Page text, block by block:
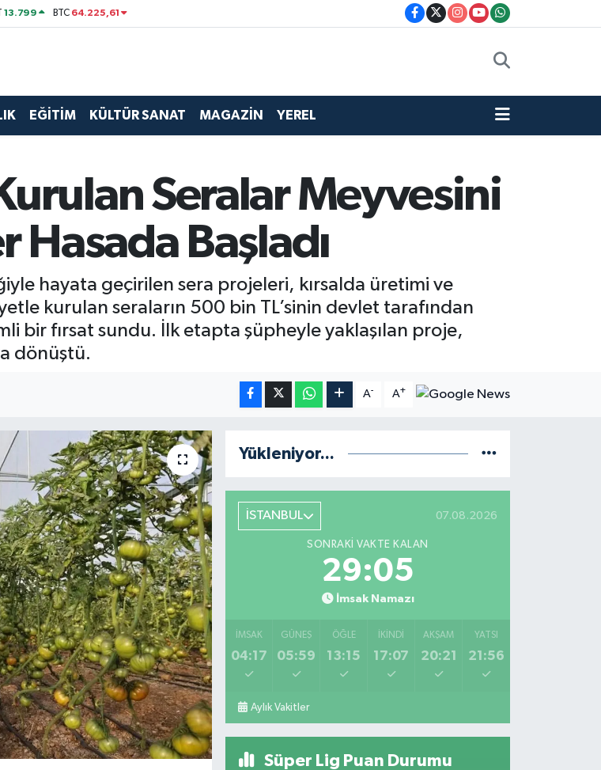
13.799 BTC 64.225,61
EĞİTİM KÜLTÜR SANAT MAGAZİN YEREL
Seralar Meyvesini
Hasada Başladı
hayata geçirilen sera projeleri, kırsalda üretimi ve
kurulan seraların 500 bin TL’sinin devlet tarafından
bir fırsat sundu. İlk etapta şüpheyle yaklaşılan proje,
dönüştü.
A- A+
Yükleniyor...
İSTANBUL 07.08.2026
SONRAKI VAKTE KALAN
29:04
İmsak Namazı
İMSAK
04:17
GÜNEŞ
05:59
ÖĞLE
13:15
İKINDI
17:07
AKŞAM
20:21
YATSI
21:56
Aylık Vakitler
Süper Lig Puan Durumu